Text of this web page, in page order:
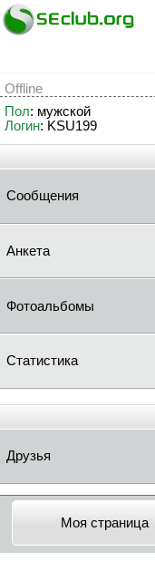
Offline
Пол: мужской
Логин: KSU199
Сообщения
Анкета
Фотоальбомы
Статистика
Друзья
Моя страница